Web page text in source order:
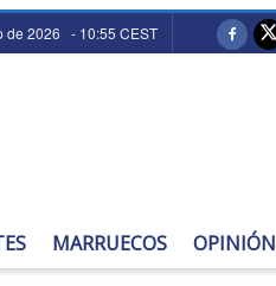
de 2026 - 10:55 CEST
MARRUECOS OPINIÓN